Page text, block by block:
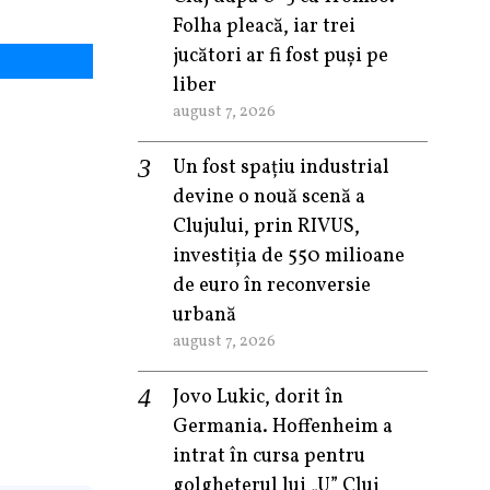
Folha pleacă, iar trei
jucători ar fi fost puși pe
liber
august 7, 2026
Un fost spațiu industrial
devine o nouă scenă a
Clujului, prin RIVUS,
investiția de 550 milioane
de euro în reconversie
urbană
august 7, 2026
Jovo Lukic, dorit în
Germania. Hoffenheim a
intrat în cursa pentru